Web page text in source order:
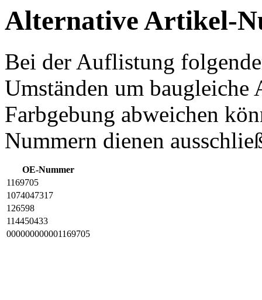
Alternative Artikel-
Bei der Auflistung
Umständen um
Farbgebung abweichen
Nummern dienen
OE-Nummer
1169705
1074047317
126598
114450433
000000000001169705